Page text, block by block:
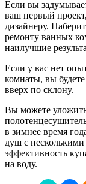
Если вы
ваш первый
дизайнеру.
ремонту ванных
наилучшие
Если у вас нет
комнаты, вы
вверх по склону.
Вы можете
в зимнее время
душ с
эффективность
на воду.